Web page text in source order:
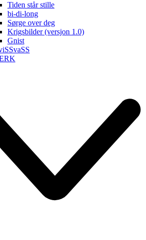
Tiden står stille
bi-di-long
Sørge over deg
Krigsbilder (versjon 1.0)
Gnist